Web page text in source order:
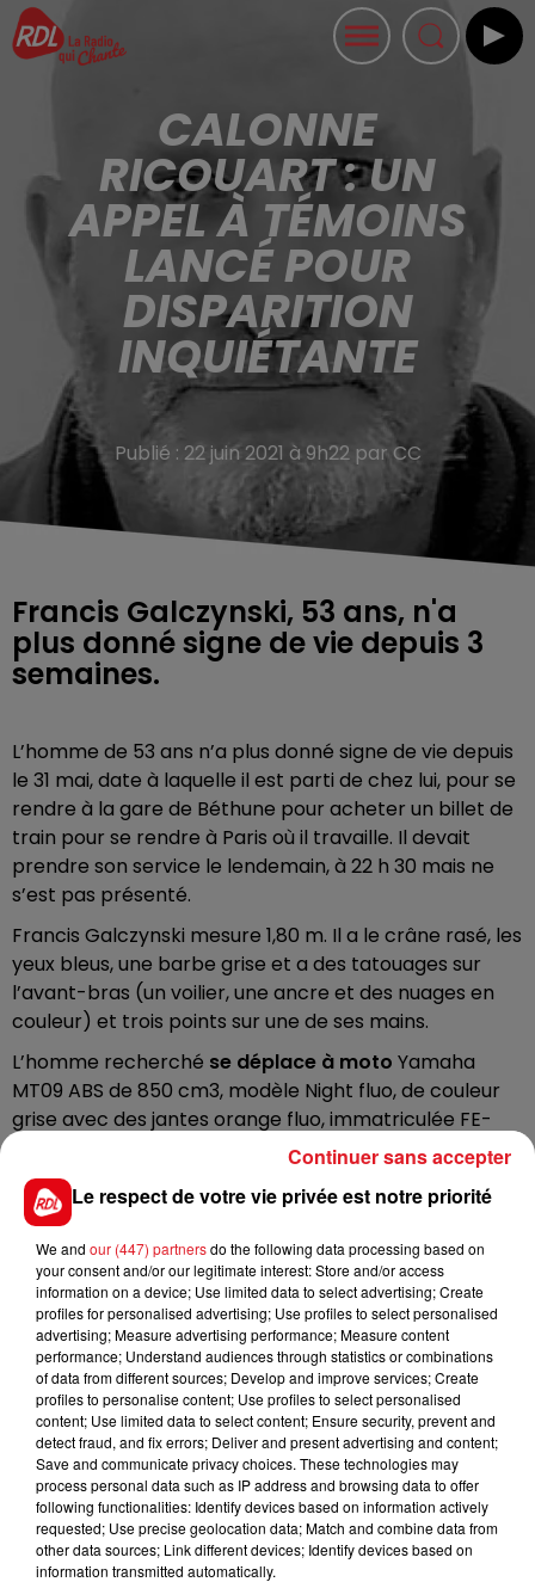
CALONNE
RICOUART : UN
APPEL À TÉMOINS
LANCÉ POUR
DISPARITION
INQUIÉTANTE
Publié : 22 juin 2021 à 9h22 par CC
Francis Galczynski, 53 ans, n'a
plus donné signe de vie depuis 3
semaines.
L’homme de 53 ans n’a plus donné signe de vie depuis
le 31 mai, date à laquelle il est parti de chez lui, pour se
rendre à la gare de Béthune pour acheter un billet de
train pour se rendre à Paris où il travaille. Il devait
prendre son service le lendemain, à 22 h 30 mais ne
s’est pas présenté.
Francis Galczynski mesure 1,80 m. Il a le crâne rasé, les
yeux bleus, une barbe grise et a des tatouages sur
l’avant-bras (un voilier, une ancre et des nuages en
couleur) et trois points sur une de ses mains.
L’homme recherché se déplace à moto Yamaha
MT09 ABS de 850 cm3, modèle Night fluo, de couleur
grise avec des jantes orange fluo, immatriculée FE-
Toute personne ayant des informations à ce sujet doit
contacter le commissariat de Calonne-Ricouart au 03
61 88 50 17 (8 h-12 h et 14 h-18 h du lundi au vendredi)
ou le commissariat de Marles-les-Mines au
03 91 80 54 90 (24h/24).
FIL D'ACTUS
Le respect de votre vie privée est notre priorité
We and our (447) partnersdo the following data processing based on
your consent and/or our legitimate interest: Store and/or access
information on a device; Use limited data to select advertising; Create
profiles for personalised advertising; Use profiles to select personalised
advertising; Measure advertising performance; Measure content
performance; Understand audiences through statistics or combinations
of data from different sources; Develop and improve services; Create
profiles to personalise content; Use profiles to select personalised
content; Use limited data to select content; Ensure security, prevent and
detect fraud, and fix errors; Deliver and present advertising and content;
Save and communicate privacy choices. These technologies may
process personal data such as IP address and browsing data to offer
following functionalities: Identify devices based on information actively
requested; Use precise geolocation data; Match and combine data from
other data sources; Link different devices; Identify devices based on
information transmitted automatically.
Continuer sans accepter